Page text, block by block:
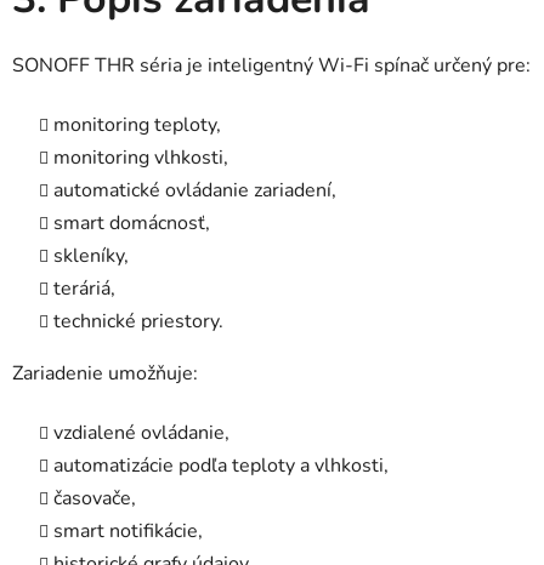
SONOFF THR séria je inteligentný Wi-Fi spínač určený pre:
monitoring teploty,
monitoring vlhkosti,
automatické ovládanie zariadení,
smart domácnosť,
skleníky,
teráriá,
technické priestory.
Zariadenie umožňuje:
vzdialené ovládanie,
automatizácie podľa teploty a vlhkosti,
časovače,
smart notifikácie,